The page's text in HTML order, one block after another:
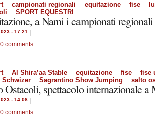
campionati regionali equitazione fise
SPORT EQUESTRI
a Narni i campionati
- 17:21
0 comments
Al Shira’aa Stable equitazione fise fise
Schwizer
Sagrantino Show Jumping salto
Ostacoli, spettacolo internazionale
- 14:08
0 comments